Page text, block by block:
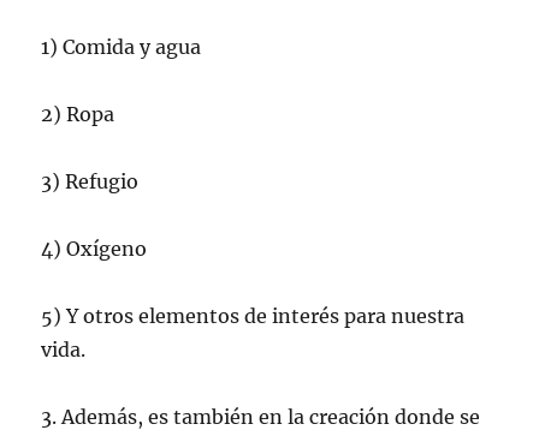
1) Comida y agua
2) Ropa
3) Refugio
4) Oxígeno
5) Y otros elementos de interés para nuestra
vida.
3. Además, es también en la creación donde se